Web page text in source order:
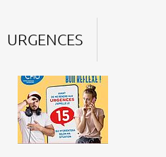
URGENCES